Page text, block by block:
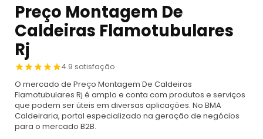
Produtos
Caldeiras
Automação De Caldeiras
Caldeira De Recuperação
Caldeira De Recuperação Celulose
Inspecao Feitas Em Caldeiras
Cotação Inspeção De Caldeiras
Cotar Inspeção De Caldeiras
Montagem De Caldeira
Empresa De Montagem De Caldeiras A Gás
Caldeiras A Vapor
Preço Montagem De
Caldeiras Flamotubulares
Rj
4.9 satisfação
O mercado de Preço Montagem De Caldeiras
Flamotubulares Rj é amplo e conta com produtos e serviços
que podem ser úteis em diversas aplicações. No BMA
Caldeiraria, portal especializado na geração de negócios
para o mercado B2B.